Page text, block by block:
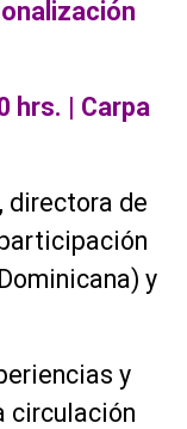
hrs. | Carpa
directora de
y
y
circulación